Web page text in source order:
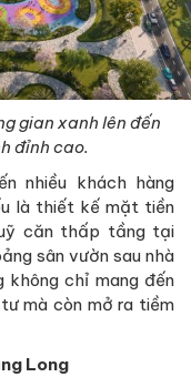
gian xanh lên đến
đỉnh cao.
nhiều khách hàng
là thiết kế mặt tiền
căn thấp tầng tại
sân vườn sau nhà
chỉ mang đến
mà còn mở ra tiềm
Long